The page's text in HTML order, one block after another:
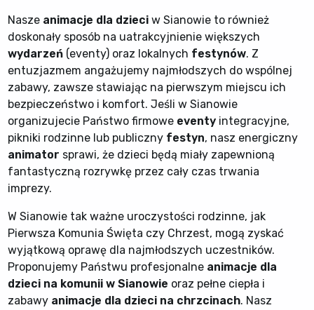
Nasze animacje dla dzieci w Sianowie to również
doskonały sposób na uatrakcyjnienie większych
wydarzeń (eventy) oraz lokalnych festynów. Z
entuzjazmem angażujemy najmłodszych do wspólnej
zabawy, zawsze stawiając na pierwszym miejscu ich
bezpieczeństwo i komfort. Jeśli w Sianowie
organizujecie Państwo firmowe eventy integracyjne,
pikniki rodzinne lub publiczny festyn, nasz energiczny
animator sprawi, że dzieci będą miały zapewnioną
fantastyczną rozrywkę przez cały czas trwania
imprezy.
W Sianowie tak ważne uroczystości rodzinne, jak
Pierwsza Komunia Święta czy Chrzest, mogą zyskać
wyjątkową oprawę dla najmłodszych uczestników.
Proponujemy Państwu profesjonalne animacje dla
dzieci na komunii w Sianowie oraz pełne ciepła i
zabawy animacje dla dzieci na chrzcinach. Nasz